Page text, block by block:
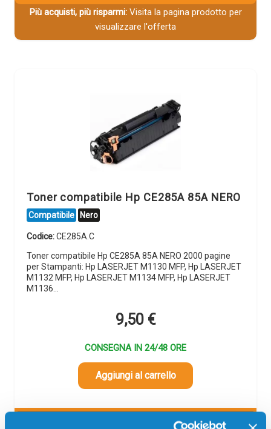
Più acquisti, più risparmi:Visita la pagina prodotto per
visualizzare l'offerta
Toner compatibile Hp CE285A 85A NERO
Compatibile Nero
Codice:CE285A.C
Toner compatibile Hp CE285A 85A NERO 2000 pagine
per Stampanti: Hp LASERJET M1130 MFP, Hp LASERJET
M1132 MFP, Hp LASERJET M1134 MFP, Hp LASERJET
M1136…
9,50 €
CONSEGNA IN 24/48 ORE
Aggiungi al carrello